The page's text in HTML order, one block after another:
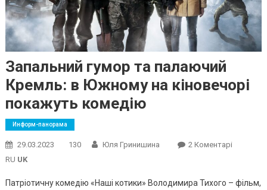
Запальний гумор та палаючий
Кремль: в Южному на кіновечорі
покажуть комедію
Информ-панорама
29.03.2023 130 Юля Гринишина 2 КоментаріДо
Та
RU UK
Патріотичну комедію «Наші котики» Володимира Тихого – фільм,